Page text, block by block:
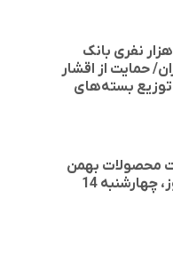
مهمانی ۱۲ هزار نفری بانک
حمایت از اقشار
توزیع بسته‌های
محصولات بهمن
موتور امروز، چهارشنبه 14